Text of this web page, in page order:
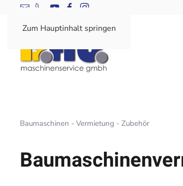
Zum Hauptinhalt springen
Baumaschinen - Vermietung - Zubehör